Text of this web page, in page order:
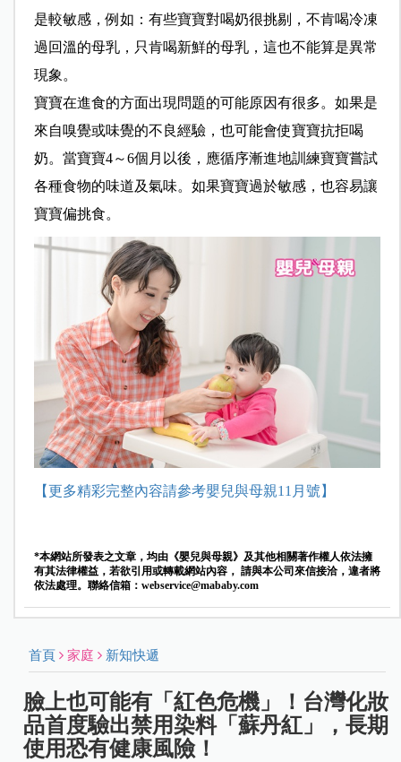
是較敏感，例如：有些寶寶對喝奶很挑剔，不肯喝冷凍
過回溫的母乳，只肯喝新鮮的母乳，這也不能算是異常
現象。
寶寶在進食的方面出現問題的可能原因有很多。如果是
來自嗅覺或味覺的不良經驗，也可能會使寶寶抗拒喝
奶。當寶寶4～6個月以後，應循序漸進地訓練寶寶嘗試
各種食物的味道及氣味。如果寶寶過於敏感，也容易讓
寶寶偏挑食。
【更多精彩完整內容請參考嬰兒與母親11月號】
*本網站所發表之文章，均由《嬰兒與母親》及其他相關著作權人依法擁
有其法律權益，若欲引用或轉載網站內容， 請與本公司來信接洽，違者將
依法處理。聯絡信箱： webservice@mababy.com
首頁 家庭 新知快遞
臉上也可能有「紅色危機」！台灣化妝
品首度驗出禁用染料「蘇丹紅」，長期
使用恐有健康風險！